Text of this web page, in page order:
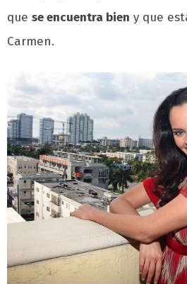
que se encuentra bien y que
Carmen.